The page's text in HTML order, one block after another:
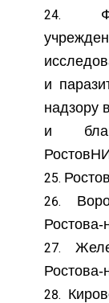
и
надзору
и
Ростова-
Ростова-